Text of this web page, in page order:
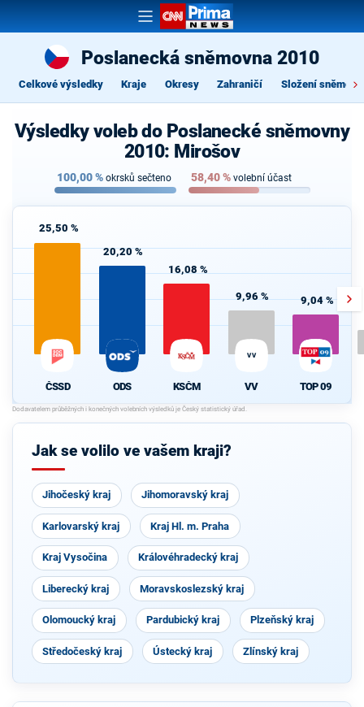
Poslanecká sněmovna 2010
Celkové výsledky Kraje Okresy Zahraničí Složení
Výsledky voleb do Poslanecké sněmovny
2010: Mirošov
100,00% okrsků sečteno 58,40% volební účast
25,50 %
ČSSD
20,20 %
ODS
16,08 %
KSČM
9,96 %
VV
VV
9,04 %
TOP 09
Jak se volilo ve vašem kraji?
Jihočeský kraj Jihomoravský kraj
Karlovarský kraj Kraj Hl. m. Praha
Kraj Vysočina Královéhradecký kraj
Liberecký kraj Moravskoslezský kraj
Olomoucký kraj Pardubický kraj Plzeňský kraj
Středočeský kraj Ústecký kraj Zlínský kraj